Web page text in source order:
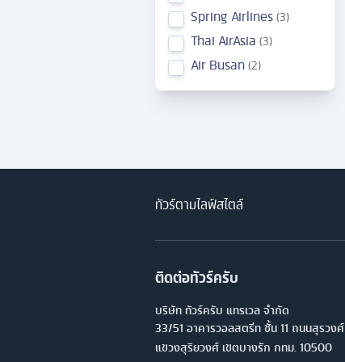
Spring Airlines 3
Thai AirAsia 3
Air Busan 2
ทัวร์ตามไลฟ์สไตล์
ติดต่อทัวร์ครับ
บริษัท ทัวร์ครับ แทรเวล จำกัด
33/51 อาคารวอลสตรีท ชั้น 11 ถนนสุรวงศ์
แขวงสุริยวงศ์ เขตบางรัก กทม. 10500